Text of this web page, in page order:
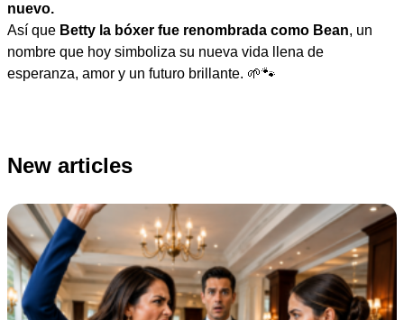
nuevo.
Así que Betty la bóxer fue renombrada como Bean, un
nombre que hoy simboliza su nueva vida llena de
esperanza, amor y un futuro brillante. 🌱🐾
New articles